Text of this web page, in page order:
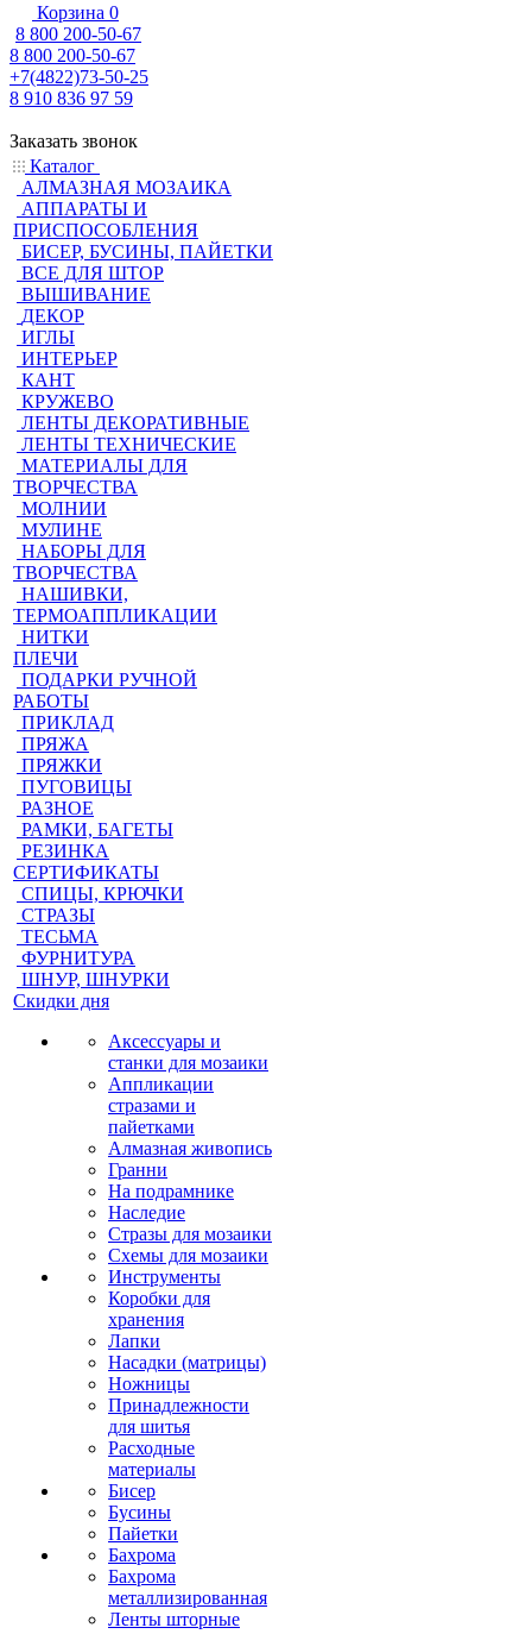
Корзина 0
8 800 200-50-67
8 800 200-50-67
+7(4822)73-50-25
8 910 836 97 59
Заказать звонок
Каталог
АЛМАЗНАЯ МОЗАИКА
АППАРАТЫ И
ПРИСПОСОБЛЕНИЯ
БИСЕР, БУСИНЫ, ПАЙЕТКИ
ВСЕ ДЛЯ ШТОР
ВЫШИВАНИЕ
ДЕКОР
ИГЛЫ
ИНТЕРЬЕР
КАНТ
КРУЖЕВО
ЛЕНТЫ ДЕКОРАТИВНЫЕ
ЛЕНТЫ ТЕХНИЧЕСКИЕ
МАТЕРИАЛЫ ДЛЯ
ТВОРЧЕСТВА
МОЛНИИ
МУЛИНЕ
НАБОРЫ ДЛЯ
ТВОРЧЕСТВА
НАШИВКИ,
ТЕРМОАППЛИКАЦИИ
НИТКИ
ПЛЕЧИ
ПОДАРКИ РУЧНОЙ
РАБОТЫ
ПРИКЛАД
ПРЯЖА
ПРЯЖКИ
ПУГОВИЦЫ
РАЗНОЕ
РАМКИ, БАГЕТЫ
РЕЗИНКА
СЕРТИФИКАТЫ
СПИЦЫ, КРЮЧКИ
СТРАЗЫ
ТЕСЬМА
ФУРНИТУРА
ШНУР, ШНУРКИ
Скидки дня
Аксессуары и
станки для мозаики
Аппликации
стразами и
пайетками
Алмазная живопись
Гранни
На подрамнике
Наследие
Стразы для мозаики
Схемы для мозаики
Инструменты
Коробки для
хранения
Лапки
Насадки (матрицы)
Ножницы
Принадлежности
для шитья
Расходные
материалы
Бисер
Бусины
Пайетки
Бахрома
Бахрома
металлизированная
Ленты шторные